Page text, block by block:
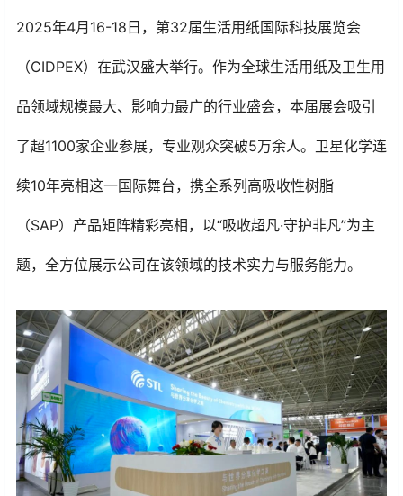
2025年4月16-18日，第32届生活用纸国际科技展览会
（CIDPEX）在武汉盛大举行。作为全球生活用纸及卫生用
品领域规模最大、影响力最广的行业盛会，本届展会吸引
了超1100家企业参展，专业观众突破5万余人。卫星化学连
续10年亮相这一国际舞台，携全系列高吸收性树脂
（SAP）产品矩阵精彩亮相，以“吸收超凡·守护非凡”为主
题，全方位展示公司在该领域的技术实力与服务能力。